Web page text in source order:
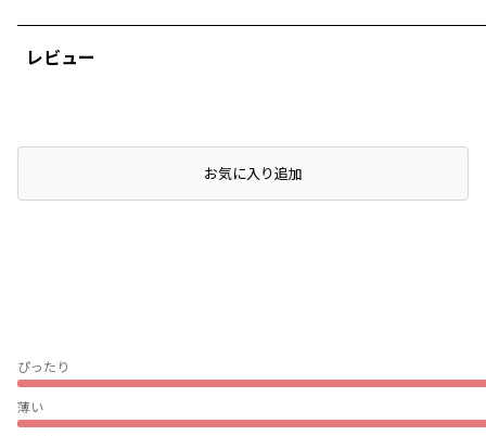
レビュー
ぴったり
薄い
店頭在庫を確認するお気に入り追加